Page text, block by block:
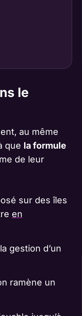
le
au même
que la formule
de leur
sur des îles
en
gestion d’un
ramène un